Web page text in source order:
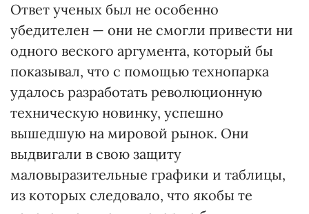
Ответ ученых был не особенно
убедителен — они не смогли привести ни
одного веского аргумента, который бы
показывал, что с помощью технопарка
удалось разработать революционную
техническую новинку, успешно
вышедшую на мировой рынок. Они
выдвигали в свою защиту
маловыразительные графики и таблицы,
из которых следовало, что якобы те